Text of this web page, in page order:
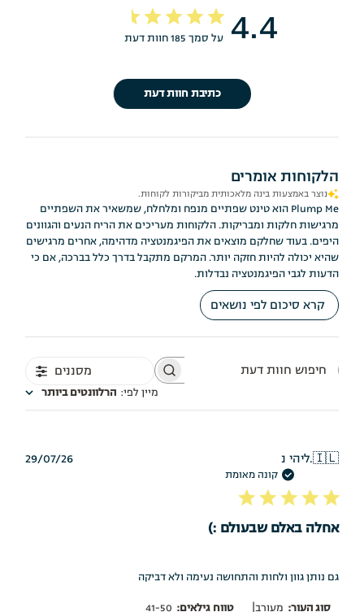
4.4 על סמך 185 חוות דעת
כתיבת חוות דעת
הלקוחות אומרים
נוצר באמצעות בינה מלאכותית מביקורות לקוחות.
Plump Me הוא טינט שפתיים מנפח ומלחלח, שמשאיר את השפתיים
מרגישות חלקות ומבריקות. הלקוחות מעריכים את הריח הנעים והגוונים
היפים. בעוד שחלקם מוצאים את הפיגמנטציה מדהימה, אחרים מרגישים
שהיא יכולה להיות חזקה יותר. המרקם מתקבל בדרך כלל בברכה, אם כי
הדעות לגבי הפיגמנטציה נבדלות.
קרא סיכום לפי נושאים
חיפוש
מסננים
מיין לפי: הרלוונטים ביותר
🇮🇱ליהי נ.
קונה מאומת
אחלה באלם שבעולם :)
גם נותן גוון ולחות והתחושה נעימה ולא דביקה
סוג העור: מעורב| טווח גילאים: 41-50
תאריך
29/07/26